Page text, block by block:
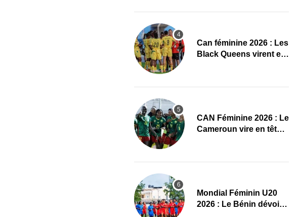
bien
‎Can féminine 2026 : Les
Black Queens virent en
CAN Féminine 2026 : Le
Cameroun vire en tête
Mondial Féminin U20
2026 : Le Bénin dévoile